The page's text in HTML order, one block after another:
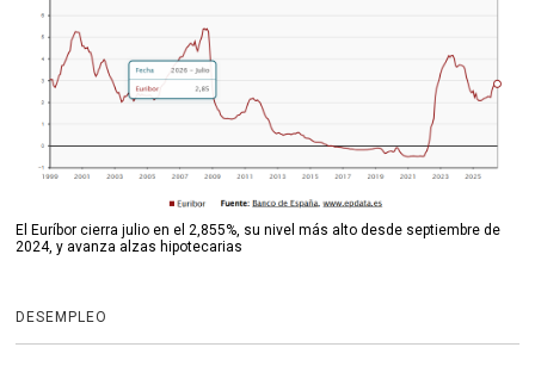
El Euríbor cierra julio en el 2,855%, su nivel más alto desde septiembre de
2024, y avanza alzas hipotecarias
DESEMPLEO